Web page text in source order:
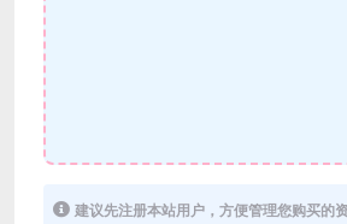
建议先注册本站用户，方便管理您购买的资